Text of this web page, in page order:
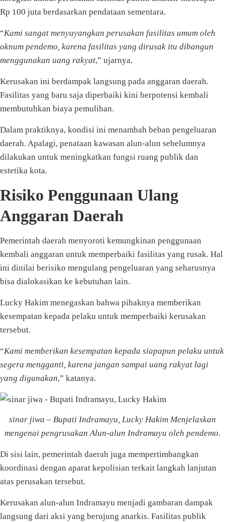
Rp 100 juta berdasarkan pendataan sementara.
“Kami sangat menyayangkan perusakan fasilitas umum oleh
oknum pendemo, karena fasilitas yang dirusak itu dibangun
menggunakan uang rakyat,” ujarnya.
Kerusakan ini berdampak langsung pada anggaran daerah.
Fasilitas yang baru saja diperbaiki kini berpotensi kembali
membutuhkan biaya pemulihan.
Dalam praktiknya, kondisi ini menambah beban pengeluaran
daerah. Apalagi, penataan kawasan alun-alun sebelumnya
dilakukan untuk meningkatkan fungsi ruang publik dan
estetika kota.
Risiko Penggunaan Ulang
Anggaran Daerah
Pemerintah daerah menyoroti kemungkinan penggunaan
kembali anggaran untuk memperbaiki fasilitas yang rusak. Hal
ini dinilai berisiko mengulang pengeluaran yang seharusnya
bisa dialokasikan ke kebutuhan lain.
Lucky Hakim menegaskan bahwa pihaknya memberikan
kesempatan kepada pelaku untuk memperbaiki kerusakan
tersebut.
“Kami memberikan kesempatan kepada siapapun pelaku untuk
segera mengganti, karena jangan sampai uang rakyat lagi
yang digunakan,” katanya.
sinar jiwa – Bupati Indramayu, Lucky Hakim Menjelaskan
mengenai pengrusakan Alun-alun Indramayu oleh pendemo.
Di sisi lain, pemerintah daerah juga mempertimbangkan
koordinasi dengan aparat kepolisian terkait langkah lanjutan
atas perusakan tersebut.
Kerusakan alun-alun Indramayu menjadi gambaran dampak
langsung dari aksi yang berujung anarkis. Fasilitas publik